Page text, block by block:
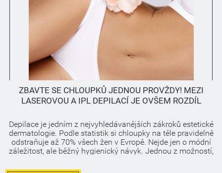
ZBAVTE SE CHLOUPKŮ JEDNOU PROVŽDY! MEZI
LASEROVOU A IPL DEPILACÍ JE OVŠEM ROZDÍL
Depilace je jedním z nejvyhledávanějších zákroků estetické
dermatologie. Podle statistik si chloupky na těle pravidelně
odstraňuje až 70% všech žen v Evropě. Nejde jen o módní
záležitost, ale běžný hygienický návyk. Jednou z možností,
epilace.Depilace je jedním z nejvyhledávanějších zákroků